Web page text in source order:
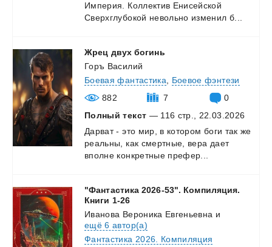
Империя.
Коллектив Енисейской
Сверхглубокой невольно изменил б...
Жрец двух богинь
Горъ Василий
Боевая фантастика
Боевое фэнтези
882
7
0
Полный текст — 116 стр., 22.03.2026
Дарват - это мир, в котором боги так же
реальны,
как смертные, вера дает
вполне конкретные префер...
"Фантастика 2026-53". Компиляция.
Книги 1-26
Иванова Вероника Евгеньевна и
ещё 6 автор(а)
Фантастика 2026. Компиляция